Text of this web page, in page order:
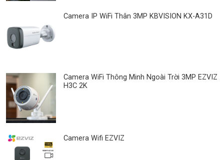
Camera IP WiFi Thân 3MP KBVISION KX-A31D
Camera WiFi Thông Minh Ngoài Trời 3MP EZVIZ
H3C 2K
Camera Wifi EZVIZ